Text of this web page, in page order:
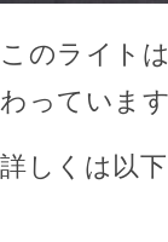
このライト
わっています
詳しくは以下